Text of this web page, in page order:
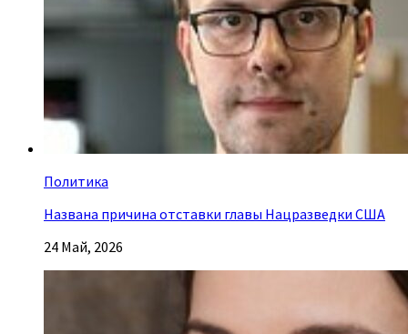
Политика
Названа причина отставки главы Нацразведки США
24 Май, 2026